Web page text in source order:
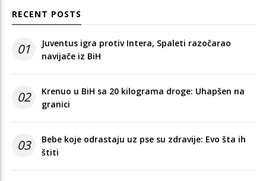
RECENT POSTS
01
Juventus igra protiv Intera, Spaleti razočarao
navijače iz BiH
02
Krenuo u BiH sa 20 kilograma droge: Uhapšen na
granici
03
Bebe koje odrastaju uz pse su zdravije: Evo šta ih
štiti